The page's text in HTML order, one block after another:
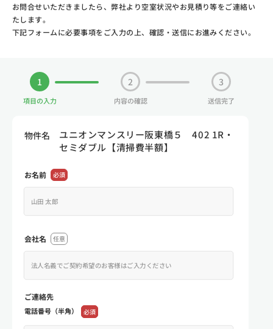
お問合せいただきましたら、弊社より空室状況やお見積り等をご連絡い
たします。
下記フォームに必要事項をご入力の上、確認・送信にお進みください。
1
項目の入力
2
内容の確認
3
送信完了
物件名
ユニオンマンスリー阪東橋５ 402 1R・
セミダブル【清掃費半額】
お名前 必須
会社名 任意
ご連絡先
電話番号（半角） 必須